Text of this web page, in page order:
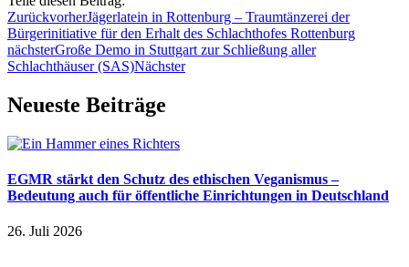
ZurückvorherJägerlatein in Rottenburg – Traumtänzerei der
Bürgerinitiative für den Erhalt des Schlachthofes Rottenburg
nächsterGroße Demo in Stuttgart zur Schließung aller
Schlachthäuser (SAS)Nächster
Neueste Beiträge
EGMR stärkt den Schutz des ethischen Veganismus –
Bedeutung auch für öffentliche Einrichtungen in Deutschland
26. Juli 2026